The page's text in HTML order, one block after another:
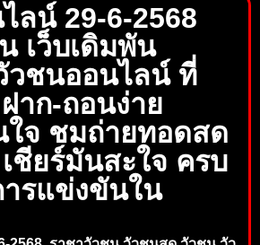
ลน์ 29-6-2568
เว็บเดิมพัน
วชนออนไลน์ ที่
าก-ถอนง่าย
ใจ ชมถ่ายทอดสด
ชียร์มันสะใจ ครบ
รแข่งขันใน